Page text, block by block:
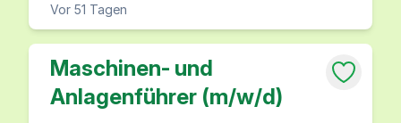
Vor 51 Tagen
Maschinen- und
Anlagenführer (m/w/d)